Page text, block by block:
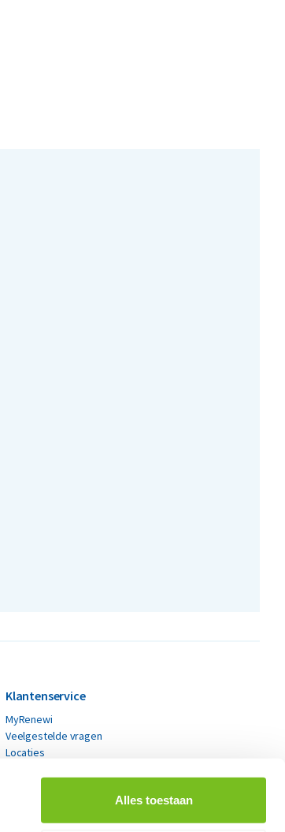
Alles toestaan
Klantenservice
MyRenewi
Veelgestelde vragen
Locaties